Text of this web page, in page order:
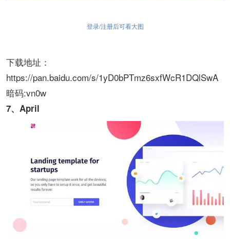
登录/注册后可看大图
下载地址：
https://pan.baidu.com/s/1yD0bPTmz6sxfWcR1DQlSwA
暗码:vn0w
7、April